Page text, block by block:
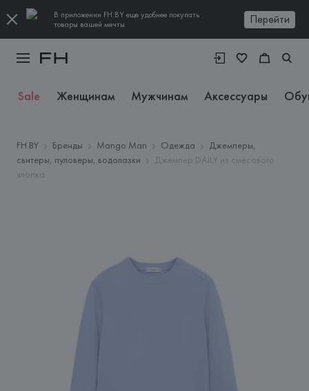
В приложении FH.BY еще удобнее покупать
товары вашей мечты
Перейти
Sale Женщинам Мужчинам Аксессуары
FH.BY Бренды Mango Man Одежда
Джемперы,
свитеры, пуловеры, водолазки
Джемпер DAILY из смесового
хлопка